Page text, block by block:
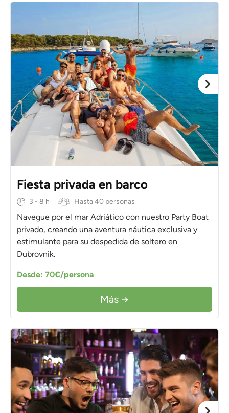
Fiesta privada en barco
3 - 8 h Hasta 40 personas
Navegue por el mar Adriático con nuestro Party Boat
privado, creando una aventura náutica exclusiva y
estimulante para su despedida de soltero en
Dubrovnik.
Desde: 70€/persona
Más →